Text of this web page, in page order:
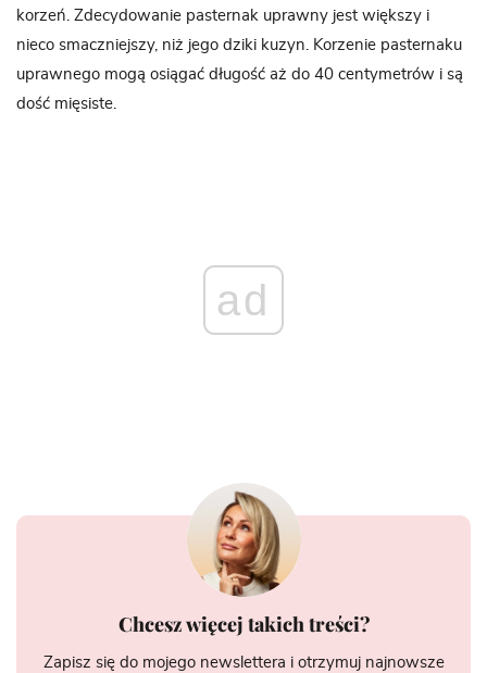
korzeń. Zdecydowanie pasternak uprawny jest większy i
nieco smaczniejszy, niż jego dziki kuzyn. Korzenie pasternaku
uprawnego mogą osiągać długość aż do 40 centymetrów i są
dość mięsiste.
ad
Chcesz więcej takich treści?
Zapisz się do mojego newslettera i otrzymuj najnowsze